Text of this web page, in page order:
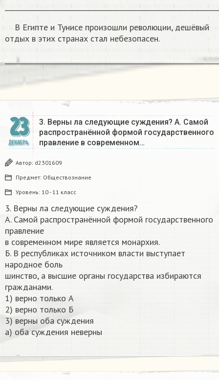
В Египте и Тунисе произошли революции, дешёвый
отдых в этих странах стал небезопасен.
23
ДЕКАБРЬ
3. Верны ла следующие суждения? А. Самой
распространённой формой государственного
правление в современном…
Автор: d2301609
Предмет: Обществознание
Уровень: 10 - 11 класс
3. Верны ла следующие суждения?
А. Самой распространённой формой государственного
правление
в современном мире является монархия.
Б. В республиках источником власти выступает
народное боль
шинство, а высшие органы государства избираются
гражданами.
1) верно только А
2) верно только Б
3) верны оба суждения
а) оба суждения неверны​